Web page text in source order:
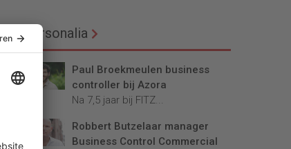
Personalia
Paul Broekmeulen business
controller bij Azora
Na 7,5 jaar bij FITZ...
Robbert Butzelaar manager
Business Control Commercial